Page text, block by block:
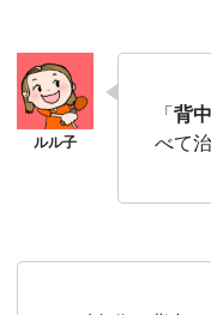
「背
べて